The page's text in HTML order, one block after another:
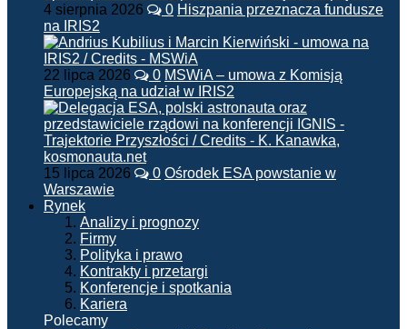
4 sierpnia 2026 0 Hiszpania przeznacza fundusze
na IRIS2
22 lipca 2026 0 MSWiA – umowa z Komisją
Europejską na udział w IRIS2
15 lipca 2026 0 Ośrodek ESA powstanie w
Warszawie
Rynek
Analizy i prognozy
Firmy
Polityka i prawo
Kontrakty i przetargi
Konferencje i spotkania
Kariera
Polecamy